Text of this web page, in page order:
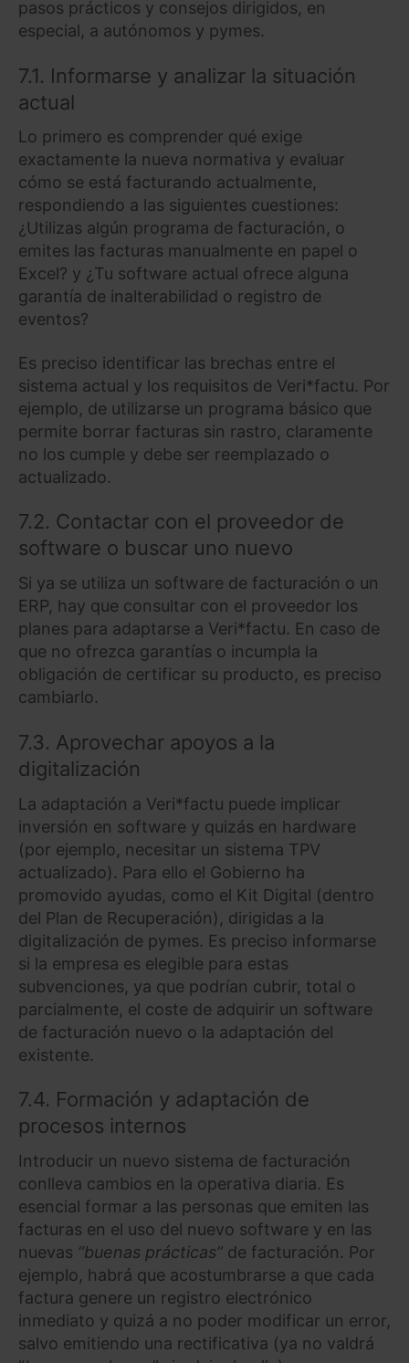
pasos prácticos y consejos dirigidos, en
especial, a autónomos y pymes.
7.1. Informarse y analizar la situación
actual
Lo primero es comprender qué exige
exactamente la nueva normativa y evaluar
cómo se está facturando actualmente,
respondiendo a las siguientes cuestiones:
¿Utilizas algún programa de facturación, o
emites las facturas manualmente en papel o
Excel? y ¿Tu software actual ofrece alguna
garantía de inalterabilidad o registro de
eventos?
Es preciso identificar las brechas entre el
sistema actual y los requisitos de Veri*factu. Por
ejemplo, de utilizarse un programa básico que
permite borrar facturas sin rastro, claramente
no los cumple y debe ser reemplazado o
actualizado.
7.2. Contactar con el proveedor de
software o buscar uno nuevo
Si ya se utiliza un software de facturación o un
ERP, hay que consultar con el proveedor los
planes para adaptarse a Veri*factu. En caso de
que no ofrezca garantías o incumpla la
obligación de certificar su producto, es preciso
cambiarlo.
7.3. Aprovechar apoyos a la
digitalización
La adaptación a Veri*factu puede implicar
inversión en software y quizás en hardware
(por ejemplo, necesitar un sistema TPV
actualizado). Para ello el Gobierno ha
promovido ayudas, como el Kit Digital (dentro
del Plan de Recuperación), dirigidas a la
digitalización de pymes. Es preciso informarse
si la empresa es elegible para estas
subvenciones, ya que podrían cubrir, total o
parcialmente, el coste de adquirir un software
de facturación nuevo o la adaptación del
existente.
7.4. Formación y adaptación de
procesos internos
Introducir un nuevo sistema de facturación
conlleva cambios en la operativa diaria. Es
esencial formar a las personas que emiten las
facturas en el uso del nuevo software y en las
nuevas “buenas prácticas” de facturación. Por
ejemplo, habrá que acostumbrarse a que cada
factura genere un registro electrónico
inmediato y quizá a no poder modificar un error,
salvo emitiendo una rectificativa (ya no valdrá